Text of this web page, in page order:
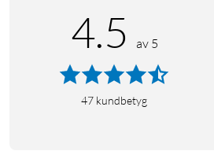
4.5 av 5
47 kundbetyg